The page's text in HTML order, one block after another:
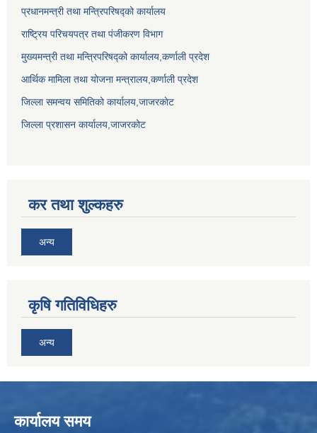
प्रधानमन्त्री तथा मन्त्रिपरिषद्को कार्यालय
राष्ट्रिय परिचयपत्र तथा पंजीकरण विभाग
मुख्यमन्त्री तथा मन्त्रिपरिषद्को कार्यालय,कर्णाली प्रदेश
आर्थिक मामिला तथा योजना मन्त्रालय,कर्णाली प्रदेश
जिल्ला समन्वय समितिको कार्यालय,जाजरकाेट
जिल्ला प्रशासन कार्यालय,जाजरकोट
कर तथा शुल्कहरु
अन्य
कृषि गतिविधिहरु
अन्य
कार्यालय समय